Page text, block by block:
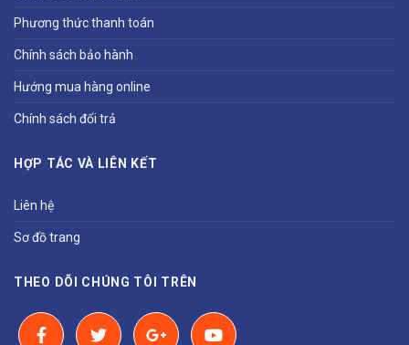
Phương thức thanh toán
Chính sách bảo hành
Hướng mua hàng online
Chính sách đổi trả
HỢP TÁC VÀ LIÊN KẾT
Liên hệ
Sơ đồ trang
THEO DÕI CHÚNG TÔI TRÊN